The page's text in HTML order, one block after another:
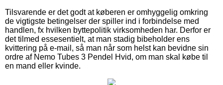
Tilsvarende er det godt at køberen er omhyggelig omkring
de vigtigste betingelser der spiller ind i forbindelse med
handlen, fx hvilken byttepolitik virksomheden har. Derfor er
det tilmed essesentielt, at man stadig bibeholder ens
kvittering på e-mail, så man når som helst kan bevidne sin
ordre af Nemo Tubes 3 Pendel Hvid, om man skal købe til
en mand eller kvinde.